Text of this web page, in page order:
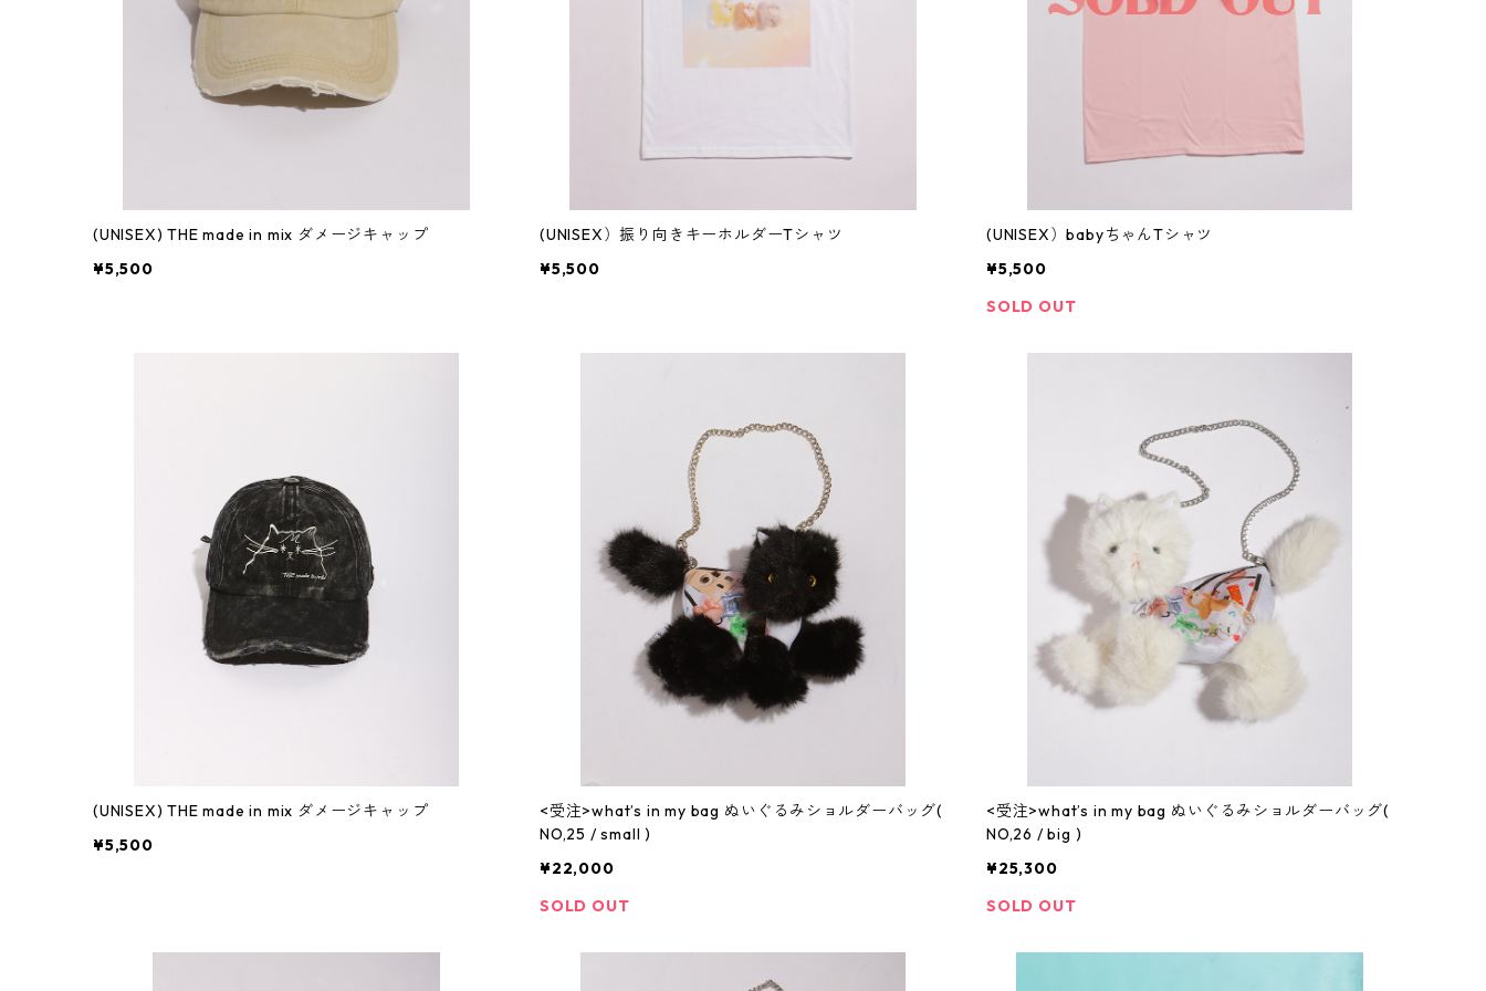
(UNISEX) THE made in mix ダメージキャップ
¥5,500
(UNISEX）振り向きキーホルダーTシャツ
¥5,500
(UNISEX）babyちゃんTシャツ
¥5,500
SOLD OUT
(UNISEX) THE made in mix ダメージキャップ
¥5,500
<受注>what’s in my bag ぬいぐるみショルダーバッグ(
NO,25 / small )
¥22,000
SOLD OUT
<受注>what’s in my bag ぬいぐるみショルダーバッグ(
NO,26 / big )
¥25,300
SOLD OUT